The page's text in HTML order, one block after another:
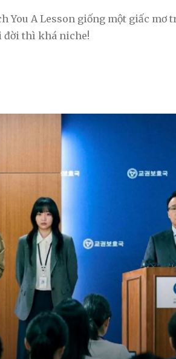
You A Lesson giống một giấc mơ
đời thì khá niche!